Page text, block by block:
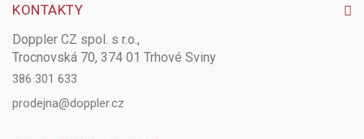
KONTAKTY
Doppler CZ spol. s r.o.,
Trocnovská 70, 374 01 Trhové Sviny
386 301 633
prodejna@doppler.cz